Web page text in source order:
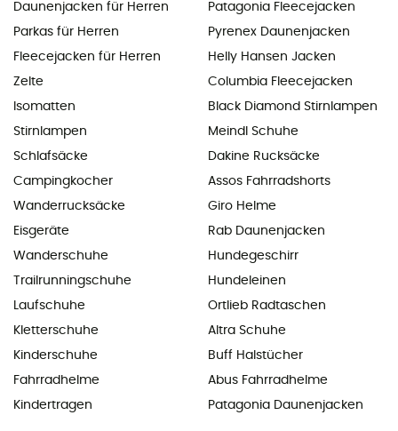
Daunenjacken für Herren
Parkas für Herren
Fleecejacken für Herren
Zelte
Isomatten
Stirnlampen
Schlafsäcke
Campingkocher
Wanderrucksäcke
Eisgeräte
Wanderschuhe
Trailrunningschuhe
Laufschuhe
Kletterschuhe
Kinderschuhe
Fahrradhelme
Kindertragen
Patagonia Fleecejacken
Pyrenex Daunenjacken
Helly Hansen Jacken
Columbia Fleecejacken
Black Diamond Stirnlampen
Meindl Schuhe
Dakine Rucksäcke
Assos Fahrradshorts
Giro Helme
Rab Daunenjacken
Hundegeschirr
Hundeleinen
Ortlieb Radtaschen
Altra Schuhe
Buff Halstücher
Abus Fahrradhelme
Patagonia Daunenjacken